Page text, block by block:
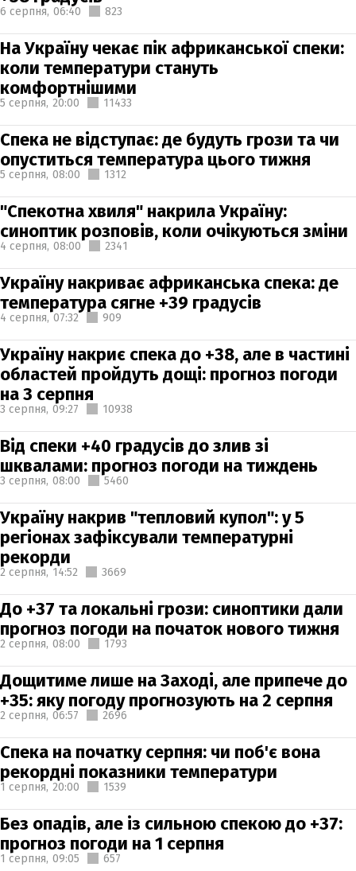
6 серпня, 06:40 823
На Україну чекає пік африканської спеки:
коли температури стануть
комфортнішими
5 серпня, 20:00 11433
Спека не відступає: де будуть грози та чи
опуститься температура цього тижня
5 серпня, 08:00 1312
"Спекотна хвиля" накрила Україну:
синоптик розповів, коли очікуються зміни
4 серпня, 08:00 2341
Україну накриває африканська спека: де
температура сягне +39 градусів
4 серпня, 07:32 909
Україну накриє спека до +38, але в частині
областей пройдуть дощі: прогноз погоди
на 3 серпня
3 серпня, 09:27 10938
Від спеки +40 градусів до злив зі
шквалами: прогноз погоди на тиждень
3 серпня, 08:00 5460
Україну накрив "тепловий купол": у 5
регіонах зафіксували температурні
рекорди
2 серпня, 14:52 3669
До +37 та локальні грози: синоптики дали
прогноз погоди на початок нового тижня
2 серпня, 08:00 1793
Дощитиме лише на Заході, але припече до
+35: яку погоду прогнозують на 2 серпня
2 серпня, 06:57 2696
Спека на початку серпня: чи поб'є вона
рекордні показники температури
1 серпня, 20:00 1539
Без опадів, але із сильною спекою до +37:
прогноз погоди на 1 серпня
1 серпня, 09:05 657